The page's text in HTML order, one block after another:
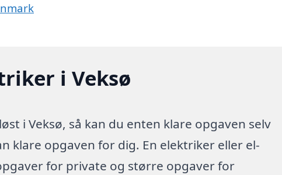
i Veksø
i Veksø, så kan du enten klare opgaven selv
klare opgaven for dig. En elektriker eller el-
for private og større opgaver for